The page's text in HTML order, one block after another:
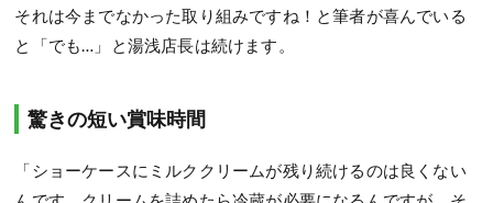
それは今までなかった取り組みですね！と筆者が喜んでいる
と「でも…」と湯浅店長は続けます。
驚きの短い賞味時間
「ショーケースにミルククリームが残り続けるのは良くない